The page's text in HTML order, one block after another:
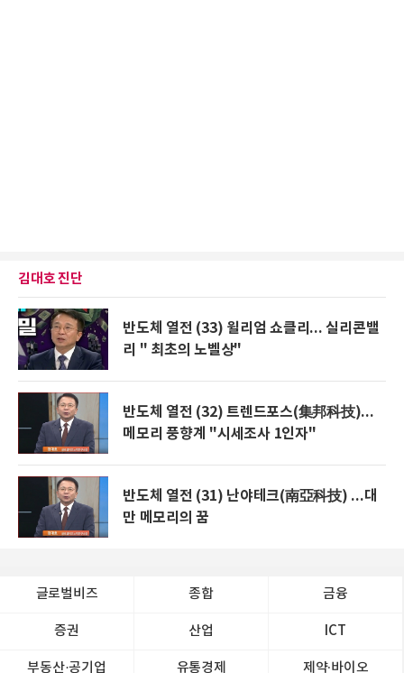
김대호 진단
반도체 열전 (33) 윌리엄 쇼클리... 실리콘밸
리 " 최초의 노벨상"
반도체 열전 (32) 트렌드포스(集邦科技)...
메모리 풍향계 "시세조사 1인자"
반도체 열전 (31) 난야테크(南亞科技) ...대
만 메모리의 꿈
글로벌비즈 종합 금융
증권 산업 ICT
부동산·공기업 유통경제 제약∙바이오